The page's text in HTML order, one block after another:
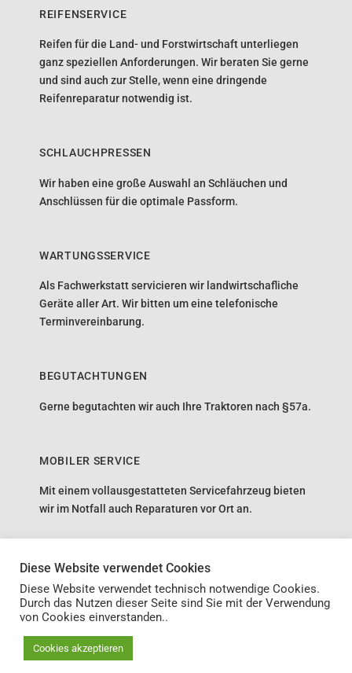
REIFENSERVICE
Reifen für die Land- und Forstwirtschaft unterliegen
ganz speziellen Anforderungen. Wir beraten Sie gerne
und sind auch zur Stelle, wenn eine dringende
Reifenreparatur notwendig ist.
SCHLAUCHPRESSEN
Wir haben eine große Auswahl an Schläuchen und
Anschlüssen für die optimale Passform.
WARTUNGSSERVICE
Als Fachwerkstatt servicieren wir landwirtschafliche
Geräte aller Art. Wir bitten um eine telefonische
Terminvereinbarung.
BEGUTACHTUNGEN
Gerne begutachten wir auch Ihre Traktoren nach §57a.
MOBILER SERVICE
Mit einem vollausgestatteten Servicefahrzeug bieten
wir im Notfall auch Reparaturen vor Ort an.
IMPRESSUM AGB DATENSCHUTZ
Website:WERTGEBEN.at - Werbeagentur für Landwirtschaft
Diese Website verwendet Cookies
Diese Website verwendet technisch notwendige Cookies.
Durch das Nutzen dieser Seite sind Sie mit der Verwendung
von Cookies einverstanden..
Cookies akzeptieren